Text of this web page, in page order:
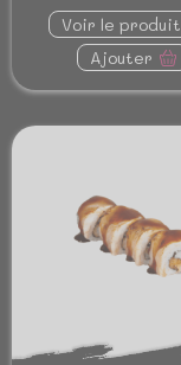
Voir le produit
Ajouter